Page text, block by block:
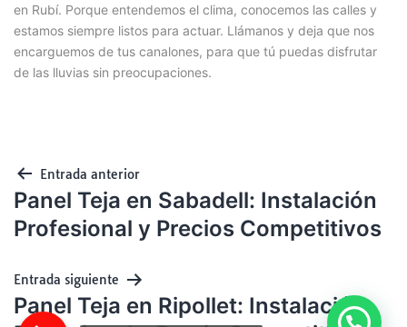
en Rubí. Porque entendemos el clima, conocemos las calles y
estamos siempre listos para actuar. Llámanos y deja que nos
encarguemos de tus canalones, para que tú puedas disfrutar
de las lluvias sin preocupaciones.
Entrada anterior
Panel Teja en Sabadell: Instalación
Profesional y Precios Competitivos
Entrada siguiente
Panel Teja en Ripollet: Instalación